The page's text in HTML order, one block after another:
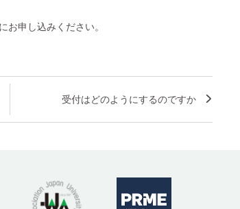
お申し込みください。
受付はどのようにするのですか